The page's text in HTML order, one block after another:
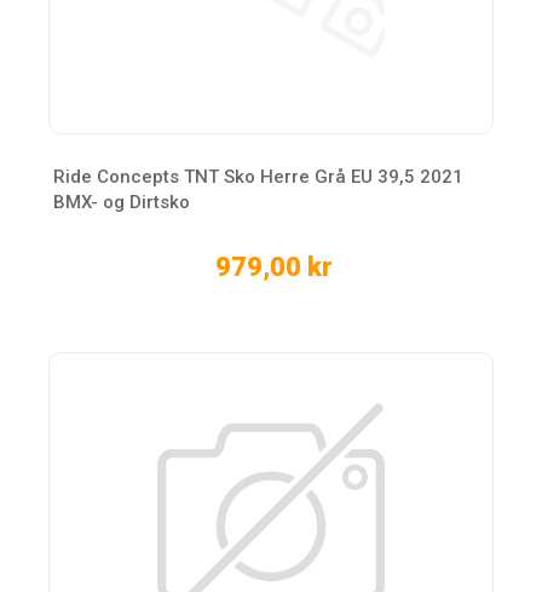
Ride Concepts TNT Sko Herre Grå EU 39,5 2021
BMX- og Dirtsko
979,00 kr